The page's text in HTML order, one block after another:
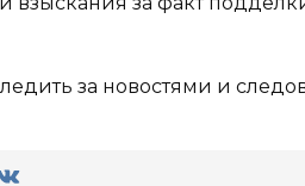
за новостями и